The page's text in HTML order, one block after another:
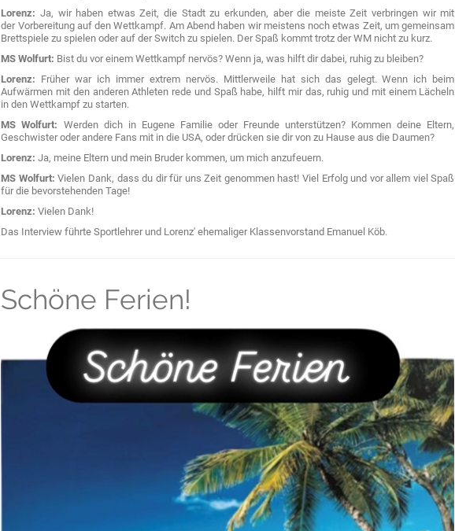
Lorenz: Ja, wir haben etwas Zeit, die Stadt zu erkunden, aber die meiste Zeit verbringen wir mit
der Vorbereitung auf den Wettkampf. Am Abend haben wir meistens noch etwas Zeit, um gemeinsam
Brettspiele zu spielen oder auf der Switch zu spielen. Der Spaß kommt trotz der WM nicht zu kurz.
MS Wolfurt: Bist du vor einem Wettkampf nervös? Wenn ja, was hilft dir dabei, ruhig zu bleiben?
Lorenz: Früher war ich immer extrem nervös. Mittlerweile hat sich das gelegt. Wenn ich beim
Aufwärmen mit den anderen Athleten rede und Spaß habe, hilft mir das, ruhig und mit einem Lächeln
in den Wettkampf zu starten.
MS Wolfurt: Werden dich in Eugene Familie oder Freunde unterstützen? Kommen deine Eltern,
Geschwister oder andere Fans mit in die USA, oder drücken sie dir von zu Hause aus die Daumen?
Lorenz: Ja, meine Eltern und mein Bruder kommen, um mich anzufeuern.
MS Wolfurt: Vielen Dank, dass du dir für uns Zeit genommen hast! Viel Erfolg und vor allem viel Spaß
für die bevorstehenden Tage!
Lorenz: Vielen Dank!
Das Interview führte Sportlehrer und Lorenz' ehemaliger Klassenvorstand Emanuel Köb.
Schöne Ferien!